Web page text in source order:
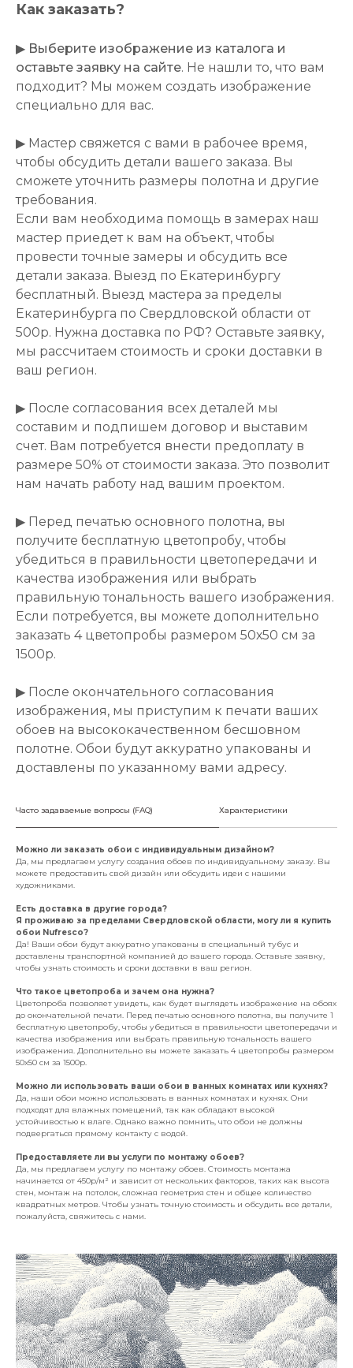
Как заказать?
▶ Выберите изображение из каталога и
оставьте заявку на сайте. Не нашли то, что вам
подходит? Мы можем создать изображение
специально для вас.
▶ Мастер свяжется с вами в рабочее время,
чтобы обсудить детали вашего заказа. Вы
сможете уточнить размеры полотна и другие
требования.
Если вам необходима помощь в замерах наш
мастер приедет к вам на объект, чтобы
провести точные замеры и обсудить все
детали заказа. Выезд по Екатеринбургу
бесплатный. Выезд мастера за пределы
Екатеринбурга по Свердловской области от
500р. Нужна доставка по РФ? Оставьте заявку,
мы рассчитаем стоимость и сроки доставки в
ваш регион.
▶ После согласования всех деталей мы
составим и подпишем договор и выставим
счет. Вам потребуется внести предоплату в
размере 50% от стоимости заказа. Это позволит
нам начать работу над вашим проектом.
▶ Перед печатью основного полотна, вы
получите бесплатную цветопробу, чтобы
убедиться в правильности цветопередачи и
качества изображения или выбрать
правильную тональность вашего изображения.
Если потребуется, вы можете дополнительно
заказать 4 цветопробы размером 50х50 см за
1500р.
▶ После окончательного согласования
изображения, мы приступим к печати ваших
обоев на высококачественном бесшовном
полотне. Обои будут аккуратно упакованы и
доставлены по указанному вами адресу.
Часто задаваемые вопросы (FAQ) Характеристики
Можно ли заказать обои с индивидуальным дизайном?
Да, мы предлагаем услугу создания обоев по индивидуальному заказу. Вы
можете предоставить свой дизайн или обсудить идеи с нашими
художниками.
Есть доставка в другие города?
Я проживаю за пределами Свердловской области, могу ли я купить
обои Nufresco?
Да! Ваши обои будут аккуратно упакованы в специальный тубус и
доставлены транспортной компанией до вашего города. Оставьте заявку,
чтобы узнать стоимость и сроки доставки в ваш регион.
Что такое цветопроба и зачем она нужна?
Цветопроба позволяет увидеть, как будет выглядеть изображение на обоях
до окончательной печати. Перед печатью основного полотна, вы получите 1
бесплатную цветопробу, чтобы убедиться в правильности цветопередачи и
качества изображения или выбрать правильную тональность вашего
изображения. Дополнительно вы можете заказать 4 цветопробы размером
50х50 см за 1500р.
Можно ли использовать ваши обои в ванных комнатах или кухнях?
Да, наши обои можно использовать в ванных комнатах и кухнях. Они
подходят для влажных помещений, так как обладают высокой
устойчивостью к влаге. Однако важно помнить, что обои не должны
подвергаться прямому контакту с водой.
Предоставляете ли вы услуги по монтажу обоев?
Да, мы предлагаем услугу по монтажу обоев. Стоимость монтажа
начинается от 450р/м² и зависит от нескольких факторов, таких как высота
стен, монтаж на потолок, сложная геометрия стен и общее количество
квадратных метров. Чтобы узнать точную стоимость и обсудить все детали,
пожалуйста, свяжитесь с нами.